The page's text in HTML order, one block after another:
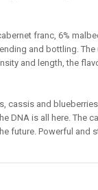
franc, 6%
and bottling.
and length, the
cassis and
DNA is all here. The
future. Powerful and